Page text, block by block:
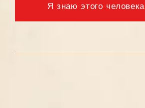
Я знаю этого человека